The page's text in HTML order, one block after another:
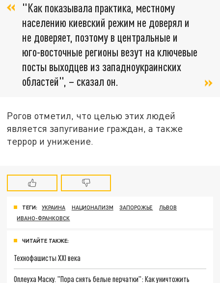
"Как показывала практика, местному
населению киевский режим не доверял и
не доверяет, поэтому в центральные и
юго-восточные регионы везут на ключевые
посты выходцев из западноукраинских
областей", – сказал он.
Рогов отметил, что целью этих людей
является запугивание граждан, а также
террор и унижение.
ТЕГИ: УКРАИНА НАЦИОНАЛИЗМ ЗАПОРОЖЬЕ
ЛЬВОВ
ИВАНО-ФРАНКОВСК
ЧИТАЙТЕ ТАКЖЕ:
Технофашисты XXI века
Оплеуха Маску. "Пора снять белые перчатки": Как уничтожить